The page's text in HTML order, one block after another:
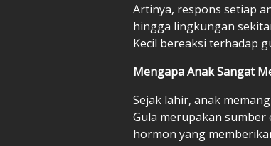
Artinya, respons setiap
hingga lingkungan
Kecil bereaksi terhadap
Mengapa Anak Sangat
Sejak lahir, anak
Gula merupakan
hormon yang